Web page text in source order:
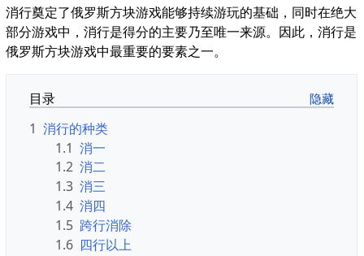
消行奠定了俄罗斯方块游戏能够持续游玩的基础，同时在绝大
部分游戏中，消行是得分的主要乃至唯一来源。因此，消行是
俄罗斯方块游戏中最重要的要素之一。
目录
1 消行的种类
1.1 消一
1.2 消二
1.3 消三
1.4 消四
1.5 跨行消除
1.6 四行以上